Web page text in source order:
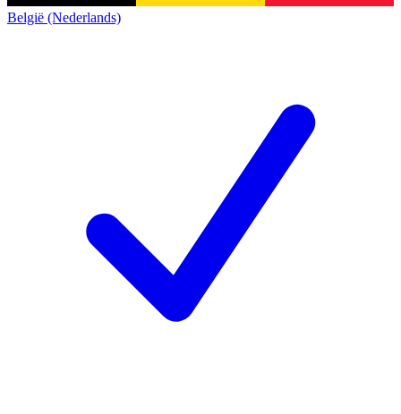
België (Nederlands)